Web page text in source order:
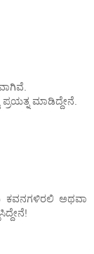
ಪ್ರಯತ್ನ ಮಾಡಿದ್ದೇನೆ.
ಅಥವಾ